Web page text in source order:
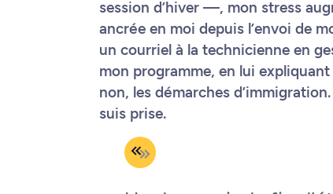
session d’hiver —, mon stress
ancrée en moi depuis l’envoi de
un courriel à la technicienne en
mon programme, en lui
non, les démarches
suis prise.